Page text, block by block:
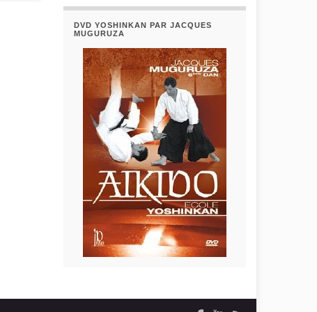
DVD YOSHINKAN PAR JACQUES
MUGURUZA